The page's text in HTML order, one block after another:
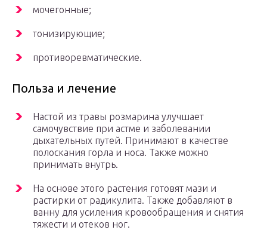
мочегонные;
тонизирующие;
противоревматические.
Польза и лечение
Настой из травы розмарина улучшает
самочувствие при астме и заболевании
дыхательных путей. Принимают в качестве
полоскания горла и носа. Также можно
принимать внутрь.
На основе этого растения готовят мази и
растирки от радикулита. Также добавляют в
ванну для усиления кровообращения и снятия
тяжести и отеков ног.